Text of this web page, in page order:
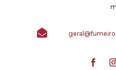
